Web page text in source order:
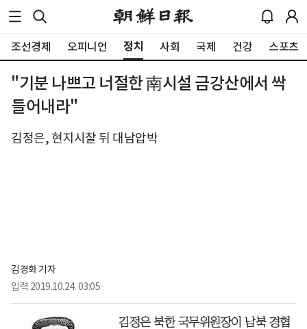
조선경제 오피니언 정치 사회 국제 건강 스포츠
"기분 나쁘고 너절한 南시설 금강산에서 싹
들어내라"
김정은, 현지시찰 뒤 대남압박
김경화 기자
입력 2019.10.24. 03:05
김정은 북한 국무위원장이 남북 경협